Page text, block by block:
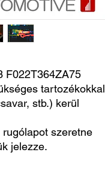
F022T364ZA75
tartozékokkal
stb.) kerül
szeretne
jelezze.